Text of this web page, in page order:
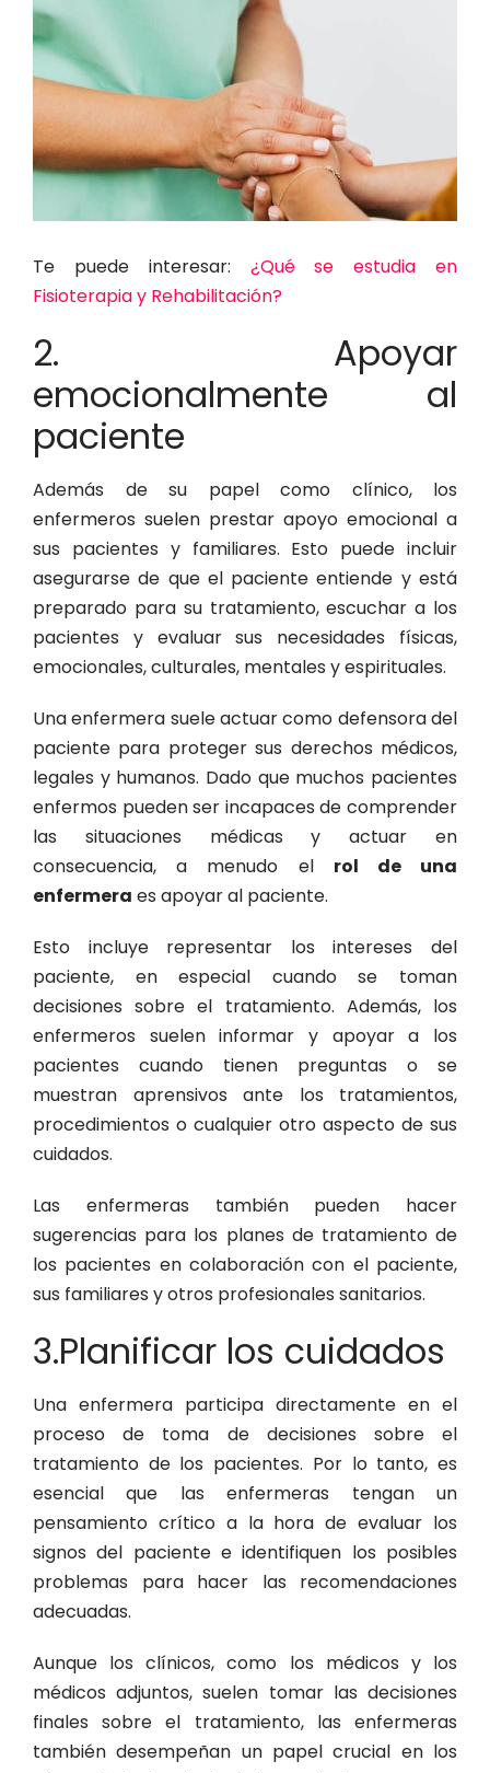
Te puede interesar: ¿Qué se estudia en
Fisioterapia y Rehabilitación?
2. Apoyar
emocionalmente al
paciente
Además de su papel como clínico, los
enfermeros suelen prestar apoyo emocional a
sus pacientes y familiares. Esto puede incluir
asegurarse de que el paciente entiende y está
preparado para su tratamiento, escuchar a los
pacientes y evaluar sus necesidades físicas,
emocionales, culturales, mentales y espirituales.
Una enfermera suele actuar como defensora del
paciente para proteger sus derechos médicos,
legales y humanos. Dado que muchos pacientes
enfermos pueden ser incapaces de comprender
las situaciones médicas y actuar en
consecuencia, a menudo el rol de una
enfermera es apoyar al paciente.
Esto incluye representar los intereses del
paciente, en especial cuando se toman
decisiones sobre el tratamiento. Además, los
enfermeros suelen informar y apoyar a los
pacientes cuando tienen preguntas o se
muestran aprensivos ante los tratamientos,
procedimientos o cualquier otro aspecto de sus
cuidados.
Las enfermeras también pueden hacer
sugerencias para los planes de tratamiento de
los pacientes en colaboración con el paciente,
sus familiares y otros profesionales sanitarios.
3.Planificar los cuidados
Una enfermera participa directamente en el
proceso de toma de decisiones sobre el
tratamiento de los pacientes. Por lo tanto, es
esencial que las enfermeras tengan un
pensamiento crítico a la hora de evaluar los
signos del paciente e identifiquen los posibles
problemas para hacer las recomendaciones
adecuadas.
Aunque los clínicos, como los médicos y los
médicos adjuntos, suelen tomar las decisiones
finales sobre el tratamiento, las enfermeras
también desempeñan un papel crucial en los